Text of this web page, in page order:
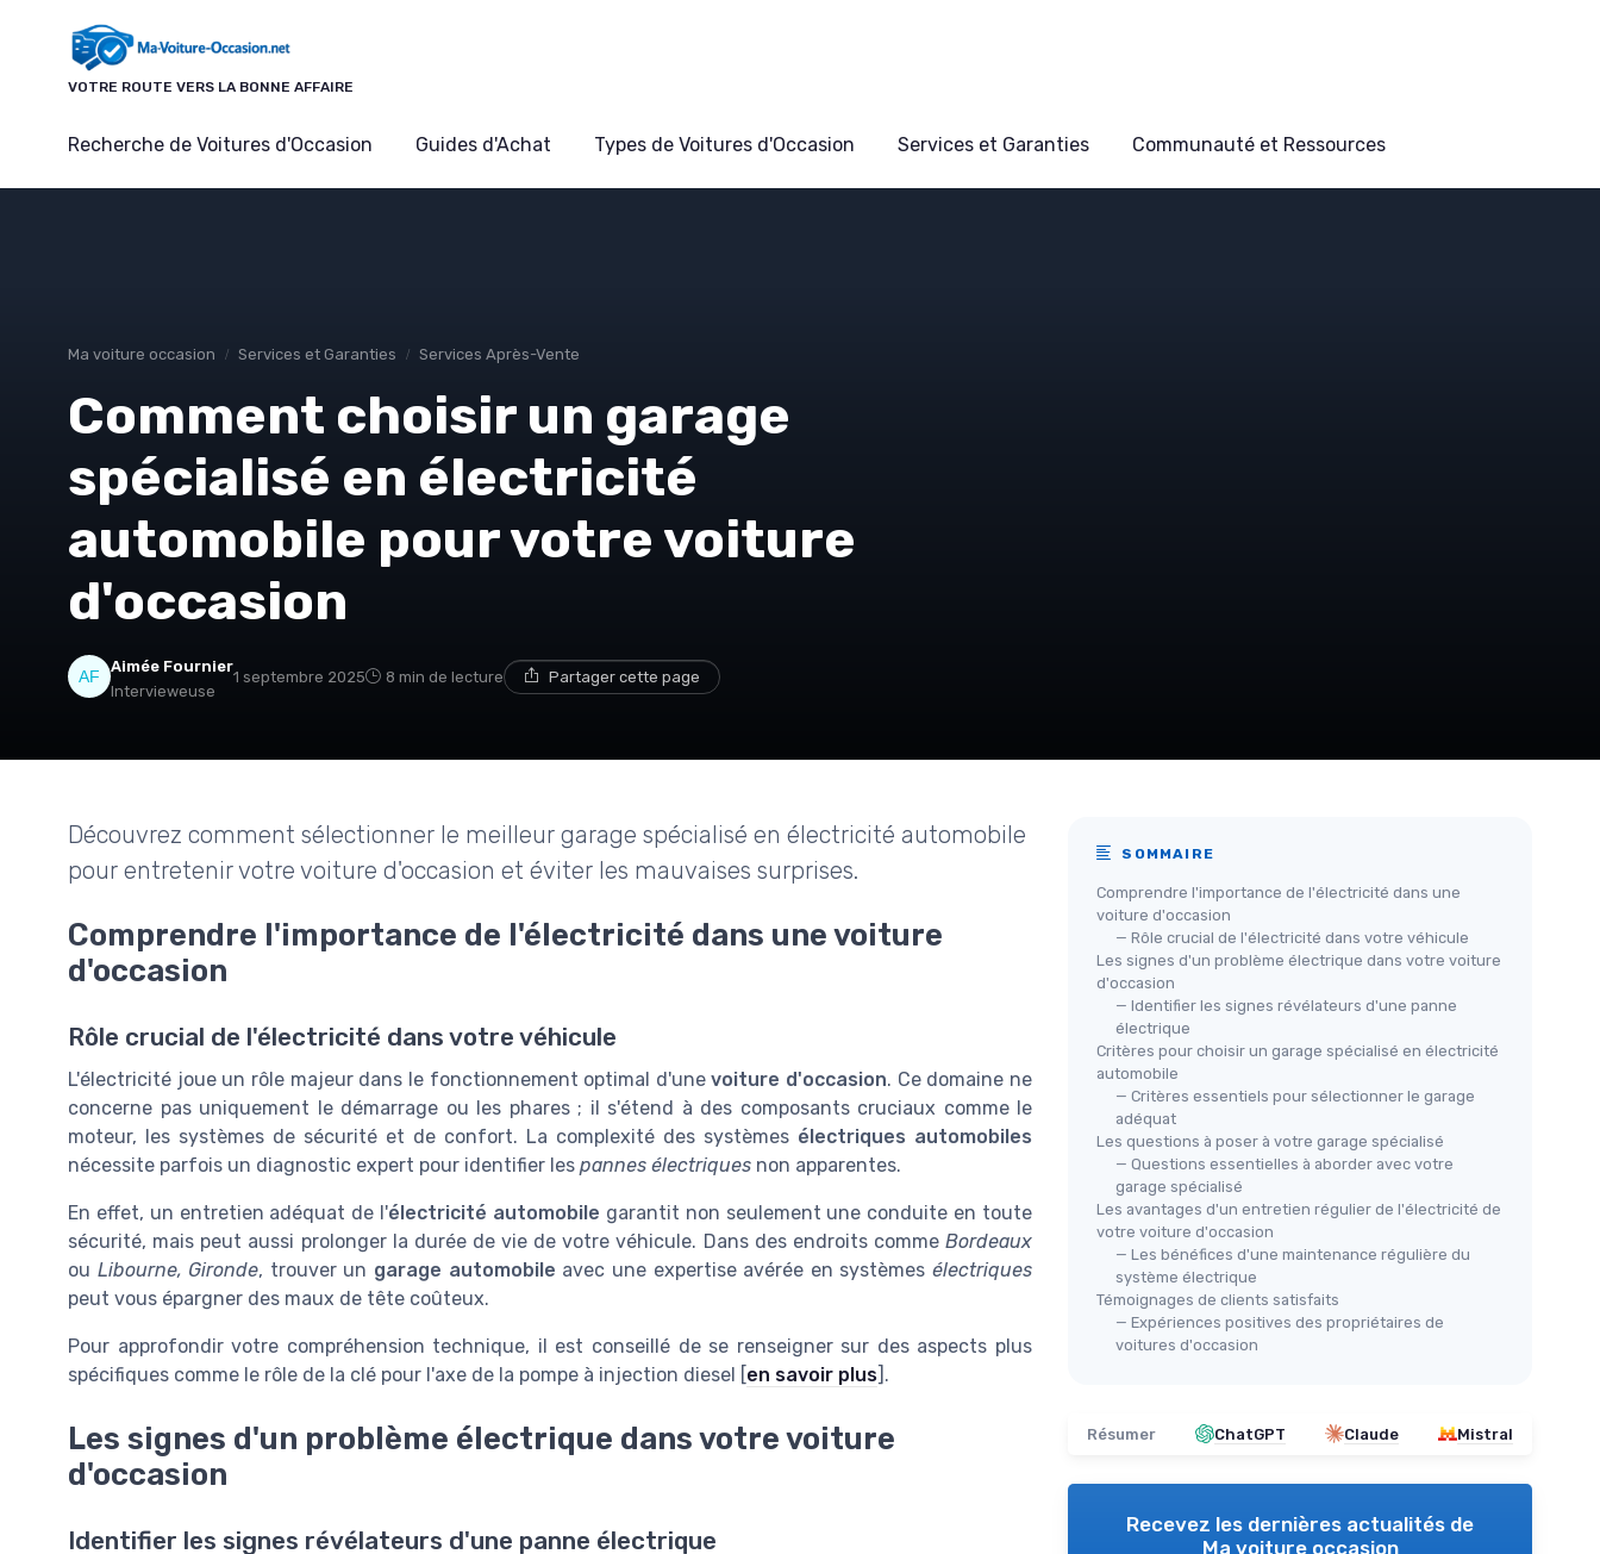
VOTRE ROUTE VERS LA BONNE AFFAIRE
Recherche de Voitures d'Occasion Guides d'Achat Types de Voitures d'Occasion Services et Garanties Communauté et Ressources
Ma voiture occasion Services et Garanties Services Après-Vente
Comment choisir un garage
spécialisé en électricité
automobile pour votre voiture
d'occasion
Aimée Fournier
Intervieweuse
1 septembre 2025 8 min de lecture Partager cette page
Découvrez comment sélectionner le meilleur garage spécialisé en électricité automobile
pour entretenir votre voiture d'occasion et éviter les mauvaises surprises.
Comprendre l'importance de l'électricité dans une voiture
d'occasion
Rôle crucial de l'électricité dans votre véhicule
L'électricité joue un rôle majeur dans le fonctionnement optimal d'unevoiture d'occasion. Ce domaine ne
concerne pas uniquement le démarrage ou les phares ; il s'étend à des composants cruciaux comme le
moteur, les systèmes de sécurité et de confort. La complexité des systèmes électriques automobiles
nécessite parfois un diagnostic expert pour identifier les pannes électriques non apparentes.
En effet, un entretien adéquat de l'électricité automobile garantit non seulement une conduite en toute
sécurité, mais peut aussi prolonger la durée de vie de votre véhicule. Dans des endroits comme Bordeaux
ou Libourne, Gironde, trouver un garage automobile avec une expertise avérée en systèmesélectriques
peut vous épargner des maux de tête coûteux.
Pour approfondir votre compréhension technique, il est conseillé de se renseigner sur des aspects plus
spécifiques comme le rôle de la clé pour l'axe de la pompe à injection diesel [en savoir plus].
Les signes d'un problème électrique dans votre voiture
d'occasion
Identifier les signes révélateurs d'une panne électrique
SOMMAIRE
Comprendre l'importance de l'électricité dans une
voiture d'occasion
— Rôle crucial de l'électricité dans votre véhicule
Les signes d'un problème électrique dans votre voiture
d'occasion
— Identifier les signes révélateurs d'une panne
électrique
Critères pour choisir un garage spécialisé en électricité
automobile
— Critères essentiels pour sélectionner le garage
adéquat
Les questions à poser à votre garage spécialisé
— Questions essentielles à aborder avec votre
garage spécialisé
Les avantages d'un entretien régulier de l'électricité de
votre voiture d'occasion
— Les bénéfices d'une maintenance régulière du
système électrique
Témoignages de clients satisfaits
— Expériences positives des propriétaires de
voitures d'occasion
Résumer ChatGPT Claude Mistral
Recevez les dernières actualités de
Ma voiture occasion